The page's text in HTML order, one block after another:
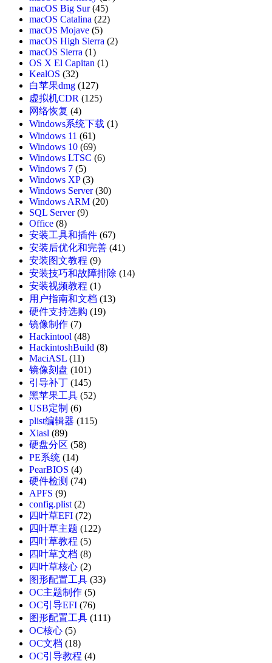
macOS Big Sur(45)
macOS Catalina (22)
macOS Mojave (5)
macOS High Sierra (2)
macOS Sierra (1)
OS X El Capitan (1)
KealOS (32)
白苹果dmg (127)
虚拟机CDR (125)
网络恢复 (4)
Windows系统下载 (1)
Windows 11 (61)
Windows 10 (69)
Windows LTSC (6)
Windows 7 (5)
Windows XP(3)
Windows Server(30)
Windows ARM (20)
SQL Server(9)
Office (8)
安装工具和插件 (67)
安装后优化和完善 (41)
安装图文教程 (9)
安装技巧和故障排除 (14)
安装视频教程 (1)
用户指南和文档 (13)
硬件支持选购 (19)
镜像制作 (7)
Hackintool (48)
HackintoshBuild (8)
MaciASL (11)
镜像刻盘 (101)
引导补丁 (145)
黑苹果工具 (52)
USB定制 (6)
plist编辑器 (115)
Xiasl (89)
硬盘分区 (58)
PE系统 (14)
PearBIOS (4)
硬件检测 (74)
APFS (9)
config.plist(2)
四叶草EFI (72)
四叶草主题 (122)
四叶草教程 (5)
四叶草文档 (8)
四叶草核心 (2)
图形配置工具 (33)
OC主题制作 (5)
OC引导EFI (76)
图形配置工具 (111)
OC核心 (5)
OC文档 (18)
OC引导教程 (4)